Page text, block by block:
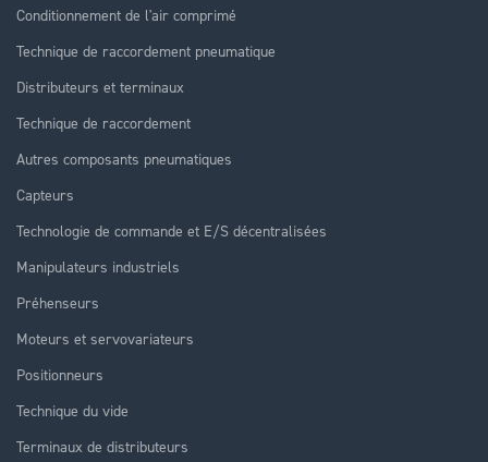
Conditionnement de l'air comprimé
Technique de raccordement pneumatique
Distributeurs et terminaux
Technique de raccordement
Autres composants pneumatiques
Capteurs
Technologie de commande et E/S décentralisées
Manipulateurs industriels
Préhenseurs
Moteurs et servovariateurs
Positionneurs
Technique du vide
Terminaux de distributeurs